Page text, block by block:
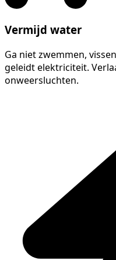
Vermijd water
Ga niet zwemmen,
geleidt elektriciteit.
onweersluchten.